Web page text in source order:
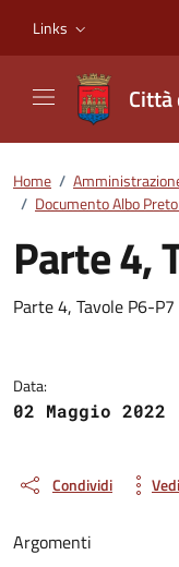
Links
Città
Home /
/ Documento Albo
Parte 4,
Dettagli
Parte 4, Tavole P6-P7
Data:
02 Maggio 2022
Condividi
Argomenti